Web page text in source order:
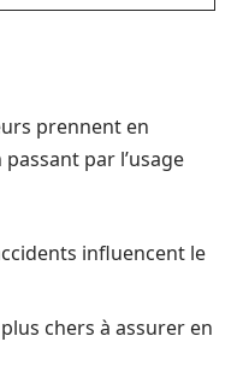
prennent en
par l’usage
influencent le
chers à assurer en